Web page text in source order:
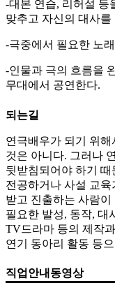
-대본 연습, 리허설 등
맞추고 자신의 대사를
-극중에서 필요한 노
-인물과 극의 흐름을
무대에서 공연한다.
되는길
연극배우가 되기 위
것은 아니다. 그러나
뒷받침되어야 하기
전공하거나 사설 교
받고 진출하는 사람이
필요한 발성, 동작, 대
TV드라마 등의 제작
연기 동아리 활동 등
직업안내동영상